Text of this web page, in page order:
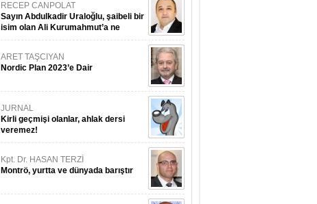
RECEP CANPOLAT
Sayın Abdulkadir Uraloğlu, şaibeli bir
isim olan Ali Kurumahmut’a ne
danışıyorsunuz?
ARET TAŞCIYAN
Nordic Plan 2023’e Dair
JURNAL
Kirli geçmişi olanlar, ahlak dersi
veremez!
Kpt. Dr. HASAN TERZİ
Montrö, yurtta ve dünyada barıştır